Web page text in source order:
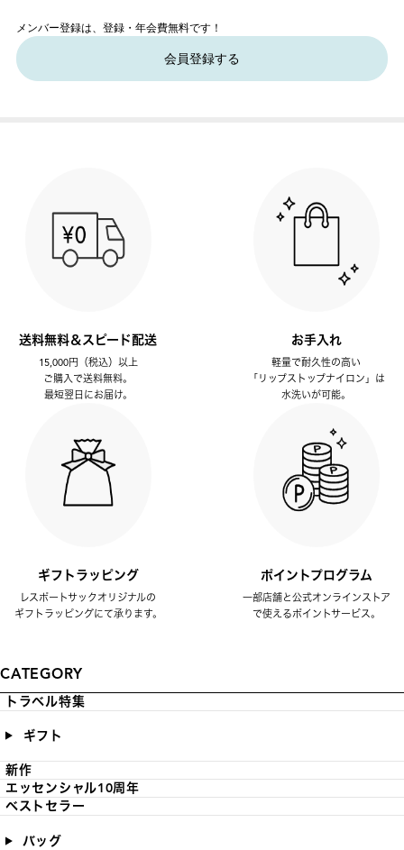
メンバー登録は、登録・年会費無料です！
会員登録する
送料無料＆スピード配送
15,000円（税込）以上
ご購入で送料無料。
最短翌日にお届け。
お手入れ
軽量で耐久性の高い
「リップストップナイロン」は
水洗いが可能。
ギフトラッピング
レスポートサックオリジナルの
ギフトラッピングにて承ります。
ポイントプログラム
一部店舗と公式オンラインストア
で使えるポイントサービス。
CATEGORY
トラベル特集
ギフト
新作
エッセンシャル10周年
ベストセラー
バッグ